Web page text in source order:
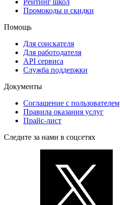
Промокоды и скидки
Помощь
Для соискателя
Для работодателя
API сервиса
Служба поддержки
Документы
Соглашение с пользователем
Правила оказания услуг
Прайс-лист
Следите за нами в соцсетях